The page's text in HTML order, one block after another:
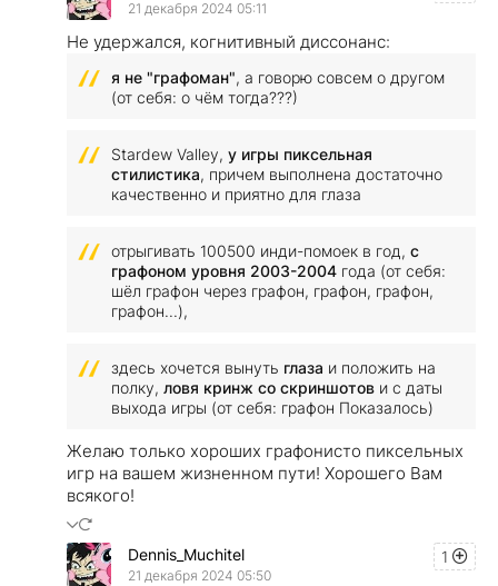
21 декабря 2024 05:11
Не удержался, когнитивный диссонанс:
я не "графоман", а говорю совсем о другом
(от себя: о чём тогда???)
Stardew Valley, у игры пиксельная
стилистика, причем выполнена достаточно
качественно и приятно для глаза
отрыгивать 100500 инди-помоек в год, с
графоном уровня 2003-2004 года (от себя:
шёл графон через графон, графон, графон,
графон...),
здесь хочется вынуть глаза и положить на
полку, ловя кринж со скриншотов и с даты
выхода игры (от себя: графон Показалось)
Желаю только хороших графонисто пиксельных
игр на вашем жизненном пути! Хорошего Вам
всякого!
1
Dennis_Muchitel
21 декабря 2024 05:50